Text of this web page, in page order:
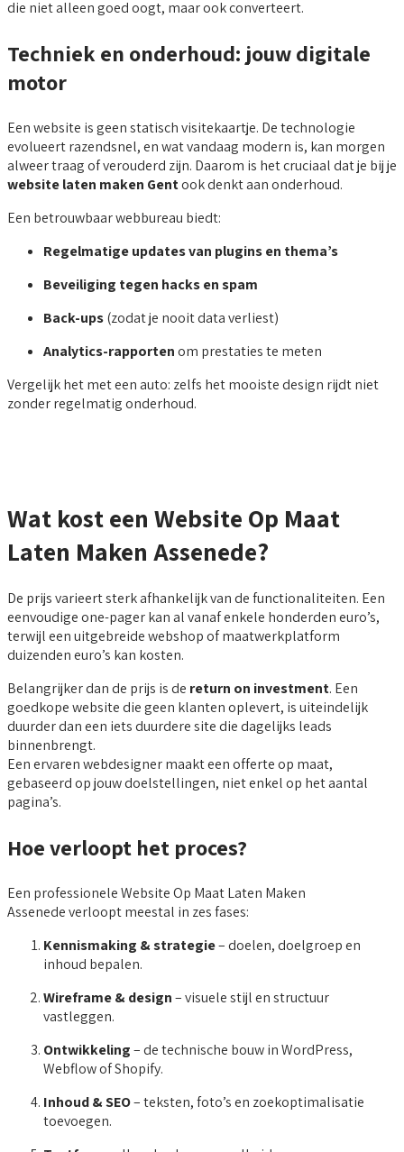
die niet alleen goed oogt, maar ook converteert.
Techniek en onderhoud: jouw digitale
motor
Een website is geen statisch visitekaartje. De technologie
evolueert razendsnel, en wat vandaag modern is, kan morgen
alweer traag of verouderd zijn. Daarom is het cruciaal dat je bij je
website laten maken Gentook denkt aan onderhoud.
Een betrouwbaar webbureau biedt:
Regelmatige updates van plugins en thema’s
Beveiliging tegen hacks en spam
Back-ups(zodat je nooit data verliest)
Analytics-rapportenom prestaties te meten
Vergelijk het met een auto: zelfs het mooiste design rijdt niet
zonder regelmatig onderhoud.
Wat kost een Website Op Maat
Laten Maken Assenede?
De prijs varieert sterk afhankelijk van de functionaliteiten. Een
eenvoudige one-pager kan al vanaf enkele honderden euro’s,
terwijl een uitgebreide webshop of maatwerkplatform
duizenden euro’s kan kosten.
Belangrijker dan de prijs is de return on investment. Een
goedkope website die geen klanten oplevert, is uiteindelijk
duurder dan een iets duurdere site die dagelijks leads
binnenbrengt.
Een ervaren webdesigner maakt een offerte op maat,
gebaseerd op jouw doelstellingen, niet enkel op het aantal
pagina’s.
Hoe verloopt het proces?
Een professionele Website Op Maat Laten Maken
Assenede verloopt meestal in zes fases:
Kennismaking & strategie– doelen, doelgroep en
inhoud bepalen.
Wireframe & design– visuele stijl en structuur
vastleggen.
Ontwikkeling– de technische bouw in WordPress,
Webflow of Shopify.
Inhoud & SEO– teksten, foto’s en zoekoptimalisatie
toevoegen.